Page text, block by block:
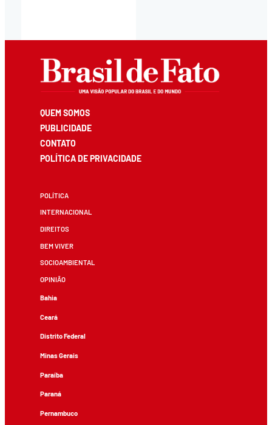
QUEM SOMOS
PUBLICIDADE
CONTATO
POLÍTICA DE PRIVACIDADE
POLÍTICA
INTERNACIONAL
DIREITOS
BEM VIVER
SOCIOAMBIENTAL
OPINIÃO
Bahia
Ceará
Distrito Federal
Minas Gerais
Paraíba
Paraná
Pernambuco